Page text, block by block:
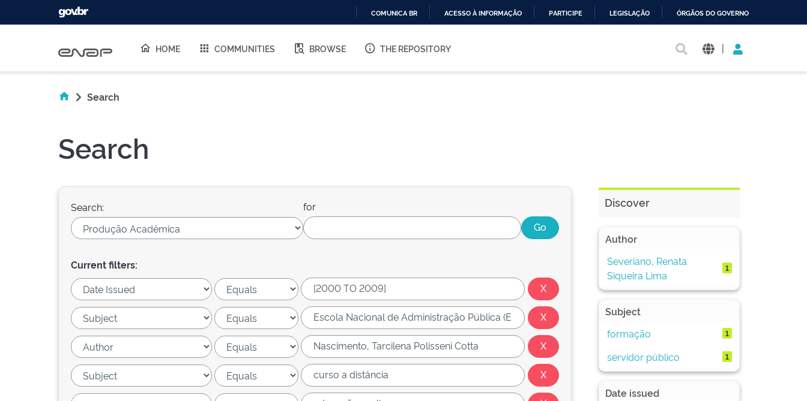
O
COMUNICA BR ACESSO À INFORMAÇÃO PARTICIPE LEGISLAÇÃO ÓRGÃOS DO GOVERNO
HOME COMMUNITIES BROWSE THE REPOSITORY |
Search
Search
Search: for
Current filters:
Discover
Author
Severiano, Renata
Siqueira Lima
1
Subject
formação
1
servidor público 1
Date issued